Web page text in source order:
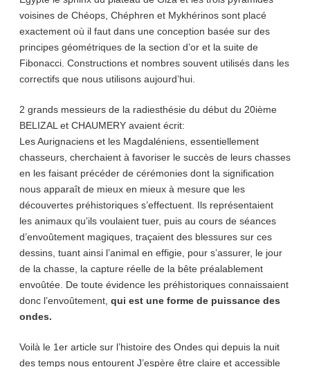
voisines de Chéops, Chéphren et Mykhérinos sont placé
exactement où il faut dans une conception basée sur des
principes géométriques de la section d’or et la suite de
Fibonacci. Constructions et nombres souvent utilisés dans les
correctifs que nous utilisons aujourd’hui.
2 grands messieurs de la radiesthésie du début du 20ième
BELIZAL et CHAUMERY avaient écrit:
Les Aurignaciens et les Magdaléniens, essentiellement
chasseurs, cherchaient à favoriser le succès de leurs chasses
en les faisant précéder de cérémonies dont la signification
nous apparaît de mieux en mieux à mesure que les
découvertes préhistoriques s’effectuent. Ils représentaient
les animaux qu’ils voulaient tuer, puis au cours de séances
d’envoûtement magiques, traçaient des blessures sur ces
dessins, tuant ainsi l’animal en effigie, pour s’assurer, le jour
de la chasse, la capture réelle de la bête préalablement
envoûtée. De toute évidence les préhistoriques connaissaient
donc l’envoûtement, qui est une forme de puissance des
ondes.
Voilà le 1er article sur l’histoire des Ondes qui depuis la nuit
des temps nous entourent J’espère être claire et accessible